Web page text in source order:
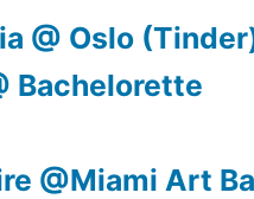
@ Oslo
Bachelorette
@Miami Art